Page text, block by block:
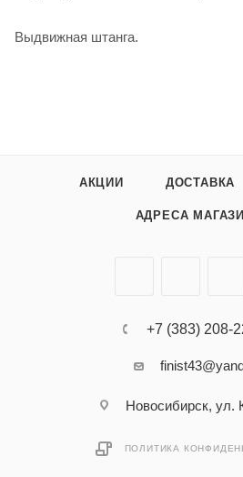
Выдвижная штанга.
АКЦИИ ДОСТАВКА
АДРЕСА
+7 (383) 208-
Новосибирск, ул.
ПОЛИТИКА